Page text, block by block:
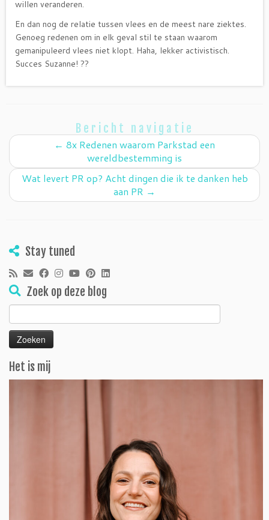
willen veranderen.
En dan nog de relatie tussen vlees en de meest nare ziektes.
Genoeg redenen om in elk geval stil te staan waarom
gemanipuleerd vlees niet klopt. Haha, lekker activistisch.
Succes Suzanne! ??
Bericht navigatie
← 8x Redenen waarom Parkstad een
wereldbestemming is
Wat levert PR op? Acht dingen die ik te danken heb
aan PR →
Stay tuned
Zoek op deze blog
Zoeken
naar:
Het is mij